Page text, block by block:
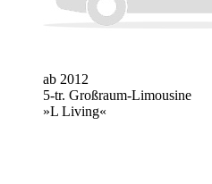
ab 2012
5-tr. Großraum-Limousine
»L Living«